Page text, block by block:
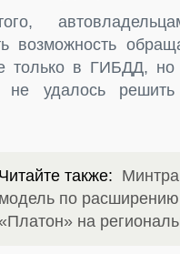
возможность
только в ГИБДД,
не удалось
Читайте также:
модель по
на